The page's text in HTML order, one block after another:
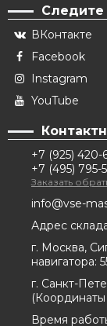
Следите
ВКонтакте
Facebook
Instagram
YouTube
+7 (925) 420-
+7 (495) 795-
Заказать
info@vse-
Адрес
г. Москва,
навигатора:
г. Санкт-
(Координаты
Время